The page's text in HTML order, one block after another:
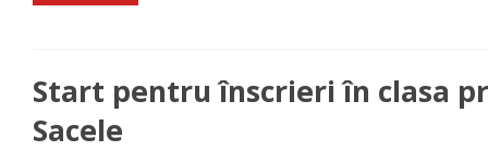
Start pentru înscrieri în clasa
Sacele